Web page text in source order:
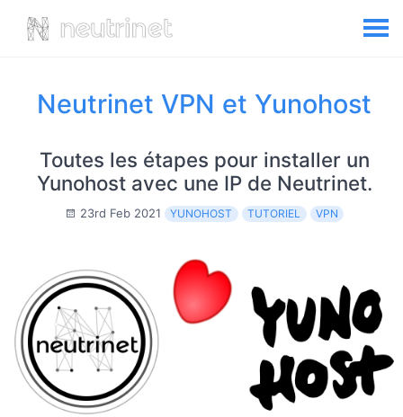
Neutrinet VPN et Yunohost
Toutes les étapes pour installer un
Yunohost avec une IP de Neutrinet.
23rd Feb 2021 YUNOHOST TUTORIEL VPN